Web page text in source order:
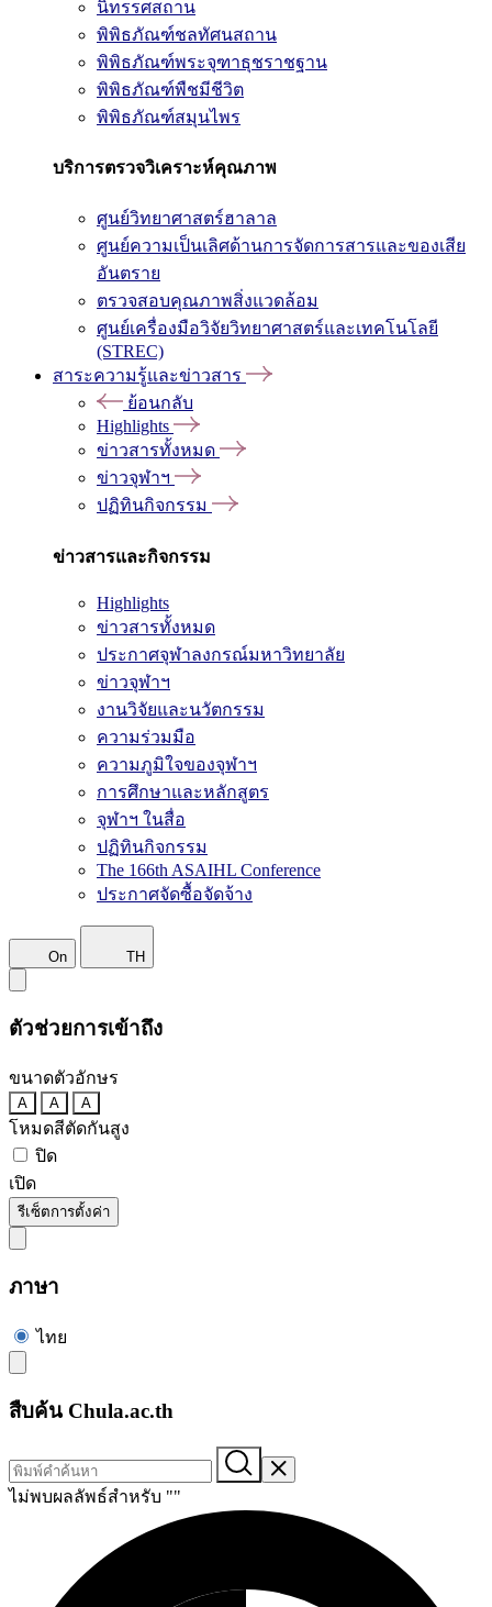
นิทรรศสถาน
พิพิธภัณฑ์ชลทัศนสถาน
พิพิธภัณฑ์พระจุฑาธุชราชฐาน
พิพิธภัณฑ์พืชมีชีวิต
พิพิธภัณฑ์สมุนไพร
บริการตรวจวิเคราะห์คุณภาพ
ศูนย์วิทยาศาสตร์ฮาลาล
ศูนย์ความเป็นเลิศด้านการจัดการสารและของเสีย
อันตราย
ตรวจสอบคุณภาพสิ่งแวดล้อม
ศูนย์เครื่องมือวิจัยวิทยาศาสตร์และเทคโนโลยี
(STREC)
สาระความรู้และข่าวสาร
ย้อนกลับ
Highlights
ข่าวสารทั้งหมด
ข่าวจุฬาฯ
ปฏิทินกิจกรรม
ข่าวสารและกิจกรรม
Highlights
ข่าวสารทั้งหมด
ประกาศจุฬาลงกรณ์มหาวิทยาลัย
ข่าวจุฬาฯ
งานวิจัยและนวัตกรรม
ความร่วมมือ
ความภูมิใจของจุฬาฯ
การศึกษาและหลักสูตร
จุฬาฯ ในสื่อ
ปฏิทินกิจกรรม
The 166th ASAIHL Conference
ประกาศจัดซื้อจัดจ้าง
On TH
ตัวช่วยการเข้าถึง
ขนาดตัวอักษร
A A A
โหมดสีตัดกันสูง
ปิด
เปิด
รีเซ็ตการตั้งค่า
ภาษา
ไทย
สืบค้น Chula.ac.th
ไม่พบผลลัพธ์สำหรับ ""